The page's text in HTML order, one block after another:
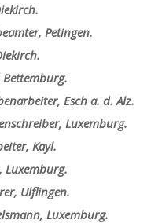
Petingen.
Bettemburg.
Esch a. d. Alz.
Luxemburg.
Kayl.
Luxemburg.
Ulflingen.
Luxemburg.